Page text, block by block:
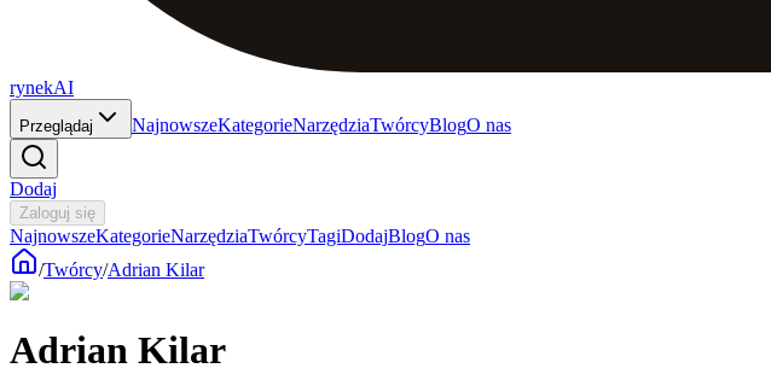
rynekAI
Przeglądaj NajnowszeKategorieNarzędziaTwórcyBlogO nas
Dodaj
Zaloguj się
NajnowszeKategorieNarzędziaTwórcyTagiDodajBlogO nas
/Twórcy/Adrian Kilar
Adrian Kilar